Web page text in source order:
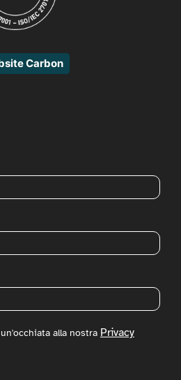
Carbon
alla nostra Privacy